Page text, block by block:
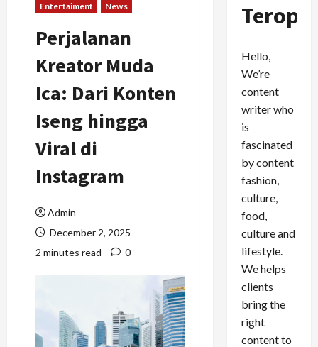
Entertaiment News
Perjalanan
Kreator Muda
Ica: Dari Konten
Iseng hingga
Viral di
Instagram
Admin
December 2, 2025
2 minutes read
0
Hello,
We’re
content
writer who
is
fascinated
by content
fashion,
culture,
food,
culture and
lifestyle.
We helps
clients
bring the
right
content to